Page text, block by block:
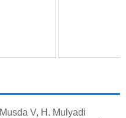
V, H. Mulyadi